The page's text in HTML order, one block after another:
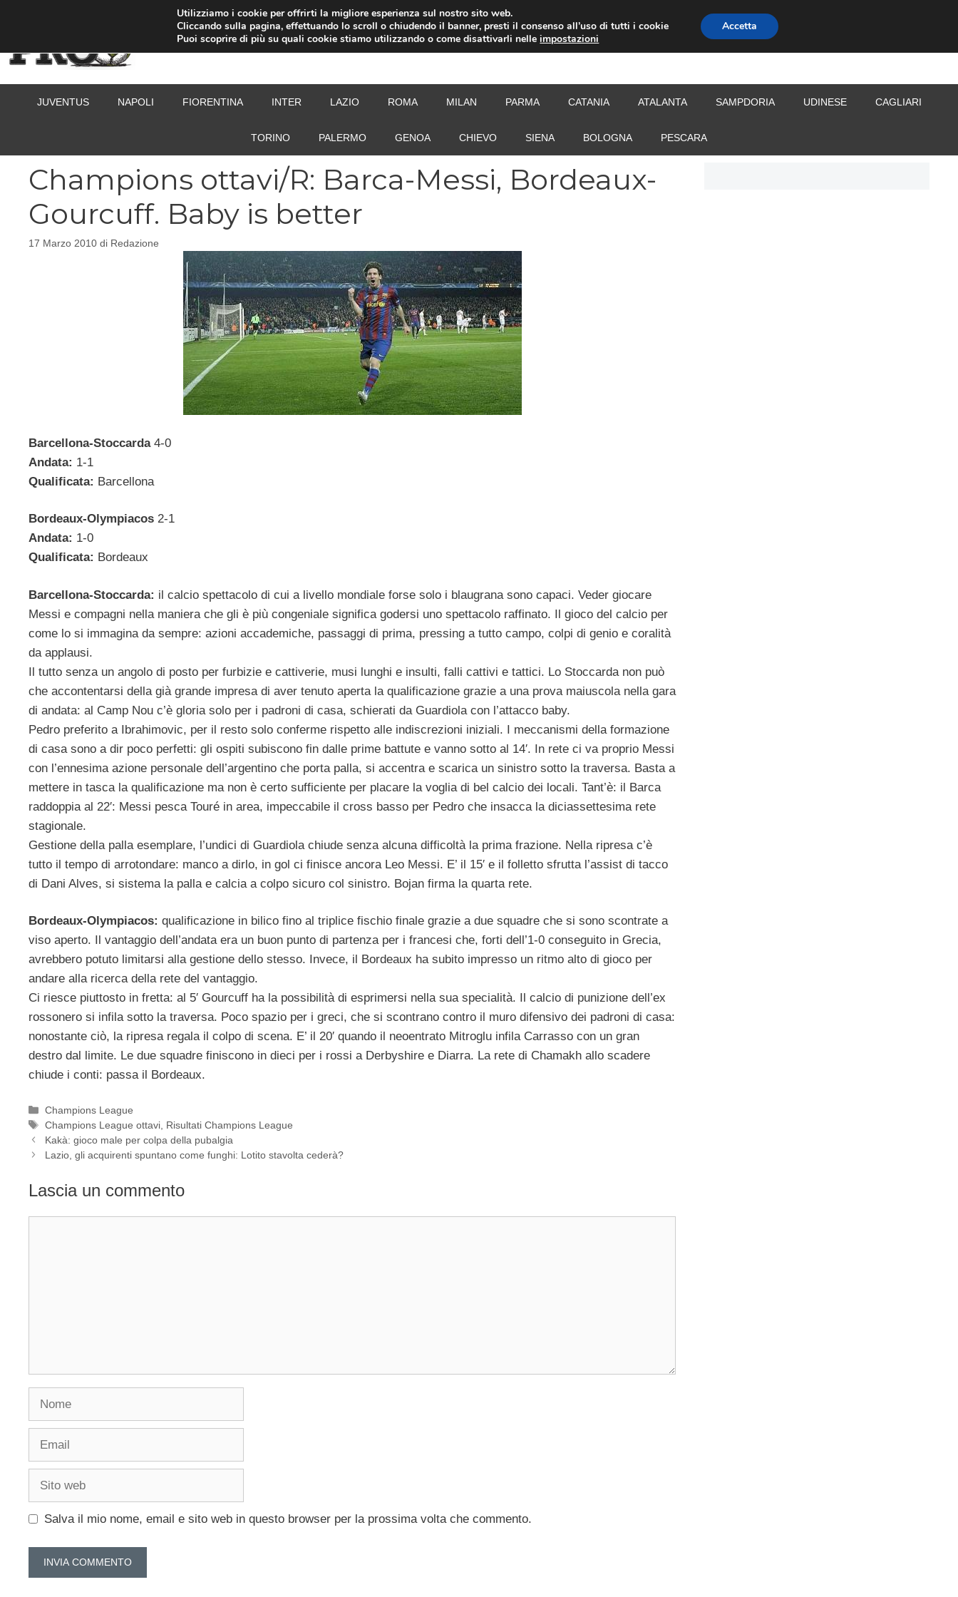
CALCIOMERCATO
JUVENTUS NAPOLI FIORENTINA INTER LAZIO ROMA MILAN PARMA CATANIA ATALANTA SAMPDORIA UDINESE CAGLIARI
TORINO PALERMO GENOA CHIEVO SIENA BOLOGNA PESCARA
Champions ottavi/R: Barca-Messi, Bordeaux-
Gourcuff. Baby is better
17 Marzo 2010 di Redazione
Barcellona-Stoccarda4-0
Andata: 1-1
Qualificata: Barcellona
Bordeaux-Olympiacos 2-1
Andata: 1-0
Qualificata: Bordeaux
Barcellona-Stoccarda: il calcio spettacolo di cui a livello mondiale forse solo i blaugrana sono capaci. Veder giocare
Messi e compagni nella maniera che gli è più congeniale significa godersi uno spettacolo raffinato. Il gioco del calcio per
come lo si immagina da sempre: azioni accademiche, passaggi di prima, pressing a tutto campo, colpi di genio e coralità
da applausi.
Il tutto senza un angolo di posto per furbizie e cattiverie, musi lunghi e insulti, falli cattivi e tattici. Lo Stoccarda non può
che accontentarsi della già grande impresa di aver tenuto aperta la qualificazione grazie a una prova maiuscola nella gara
di andata: al Camp Nou c’è gloria solo per i padroni di casa, schierati da Guardiola con l’attacco baby.
Pedro preferito a Ibrahimovic, per il resto solo conferme rispetto alle indiscrezioni iniziali. I meccanismi della formazione
di casa sono a dir poco perfetti: gli ospiti subiscono fin dalle prime battute e vanno sotto al 14′. In rete ci va proprio Messi
con l’ennesima azione personale dell’argentino che porta palla, si accentra e scarica un sinistro sotto la traversa. Basta a
mettere in tasca la qualificazione ma non è certo sufficiente per placare la voglia di bel calcio dei locali. Tant’è: il Barca
raddoppia al 22′: Messi pesca Touré in area, impeccabile il cross basso per Pedro che insacca la diciassettesima rete
stagionale.
Gestione della palla esemplare, l’undici di Guardiola chiude senza alcuna difficoltà la prima frazione. Nella ripresa c’è
tutto il tempo di arrotondare: manco a dirlo, in gol ci finisce ancora Leo Messi. E’ il 15′ e il folletto sfrutta l’assist di tacco
di Dani Alves, si sistema la palla e calcia a colpo sicuro col sinistro. Bojan firma la quarta rete.
Bordeaux-Olympiacos: qualificazione in bilico fino al triplice fischio finale grazie a due squadre che si sono scontrate a
viso aperto. Il vantaggio dell’andata era un buon punto di partenza per i francesi che, forti dell’1-0 conseguito in Grecia,
avrebbero potuto limitarsi alla gestione dello stesso. Invece, il Bordeaux ha subito impresso un ritmo alto di gioco per
andare alla ricerca della rete del vantaggio.
Ci riesce piuttosto in fretta: al 5′ Gourcuff ha la possibilità di esprimersi nella sua specialità. Il calcio di punizione dell’ex
rossonero si infila sotto la traversa. Poco spazio per i greci, che si scontrano contro il muro difensivo dei padroni di casa:
nonostante ciò, la ripresa regala il colpo di scena. E’ il 20′ quando il neoentrato Mitroglu infila Carrasso con un gran
destro dal limite. Le due squadre finiscono in dieci per i rossi a Derbyshire e Diarra. La rete di Chamakh allo scadere
chiude i conti: passa il Bordeaux.
Categorie
Champions League
Tag
Champions League ottavi Risultati Champions League
Kakà: gioco male per colpa della pubalgia
Lazio, gli acquirenti spuntano come funghi: Lotito stavolta cederà?
Lascia un commento
Nome
Email
Sito
Salva il mio nome, email e sito web in questo browser per la prossima volta che commento.
Utilizziamo i cookie per offrirti la migliore esperienza sul nostro sito web.
Cliccando sulla pagina, effettuando lo scroll o chiudendo il banner, presti il consenso all’uso di tutti i cookie
Puoi scoprire di più su quali cookie stiamo utilizzando o come disattivarli nelleimpostazioni
Accetta